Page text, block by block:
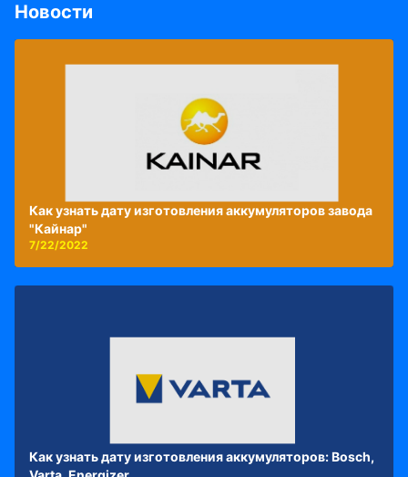
Новости
Как узнать дату изготовления аккумуляторов завода
"Кайнар"
7/22/2022
Как узнать дату изготовления аккумуляторов: Bosch,